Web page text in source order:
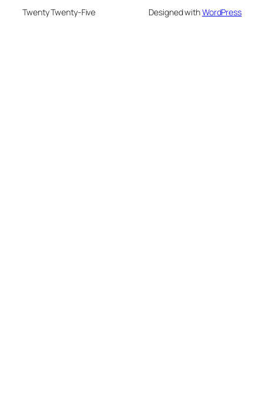
Twenty Twenty-Five Designed withWordPress